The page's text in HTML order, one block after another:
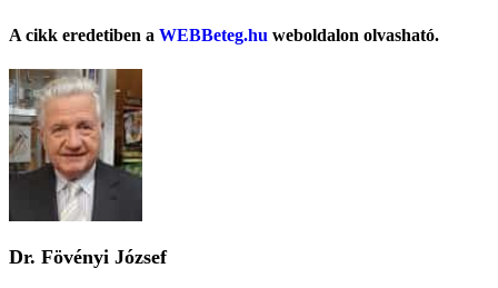
A cikk eredetiben a WEBBeteg.hu weboldalon olvasható.
Dr. Fövényi József